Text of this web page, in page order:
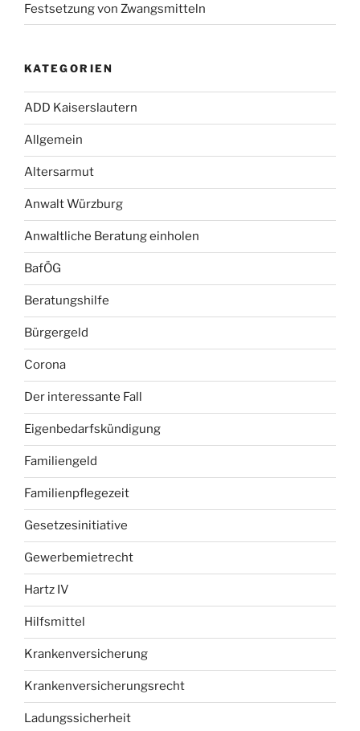
Festsetzung von Zwangsmitteln
KATEGORIEN
ADD Kaiserslautern
Allgemein
Altersarmut
Anwalt Würzburg
Anwaltliche Beratung einholen
BafÖG
Beratungshilfe
Bürgergeld
Corona
Der interessante Fall
Eigenbedarfskündigung
Familiengeld
Familienpflegezeit
Gesetzesinitiative
Gewerbemietrecht
Hartz IV
Hilfsmittel
Krankenversicherung
Krankenversicherungsrecht
Ladungssicherheit